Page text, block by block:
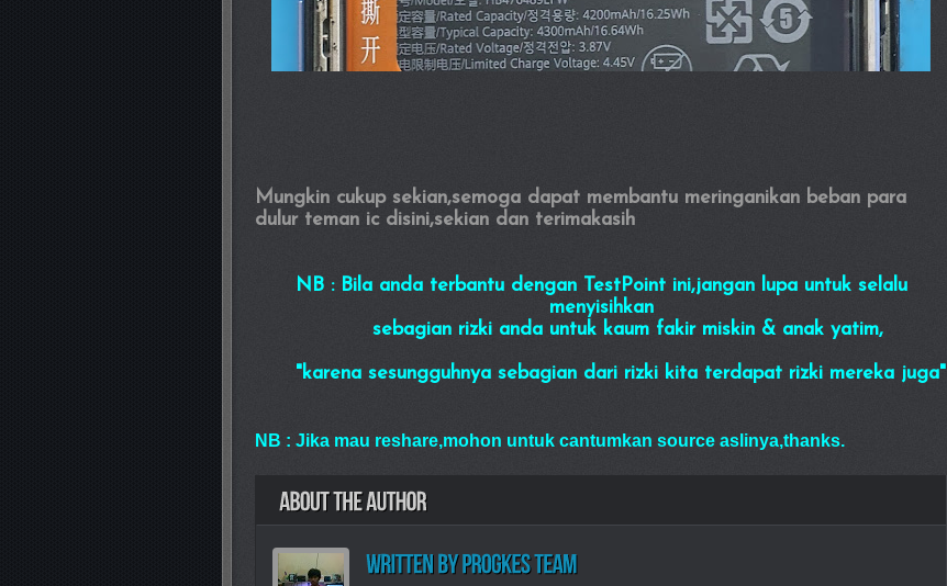
Mungkin cukup sekian,semoga dapat membantu meringanikan beban para
dulur teman ic disini,sekian dan terimakasih
NB : Bila anda terbantu dengan TestPointini,jangan lupa untuk selalu
menyisihkan
sebagian rizki anda untuk kaum fakir miskin & anak yatim,
"karena sesungguhnya sebagian dari rizki kita terdapat rizki mereka juga"
NB : Jika mau reshare,mohon untuk cantumkan source aslinya,thanks.